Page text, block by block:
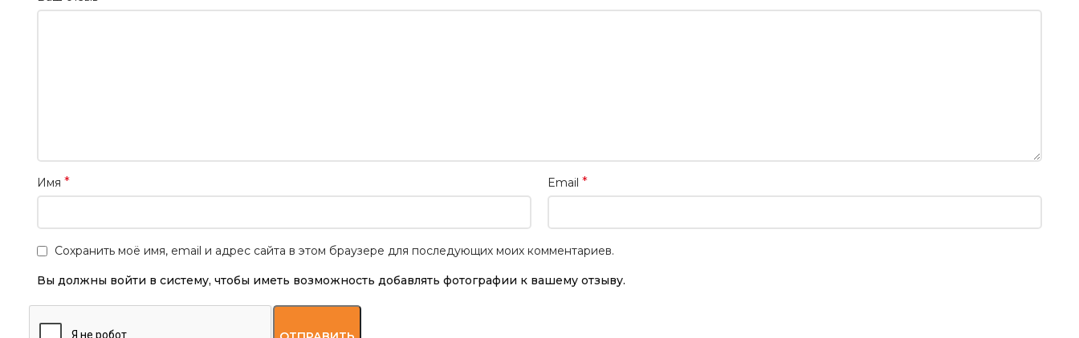
Имя * Email *
Сохранить моё имя, email и адрес сайта в этом браузере для последующих моих комментариев.
Вы должны войти в систему, чтобы иметь возможность добавлять фотографии к вашему отзыву.